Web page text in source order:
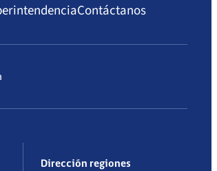
Contáctanos
Dirección regiones